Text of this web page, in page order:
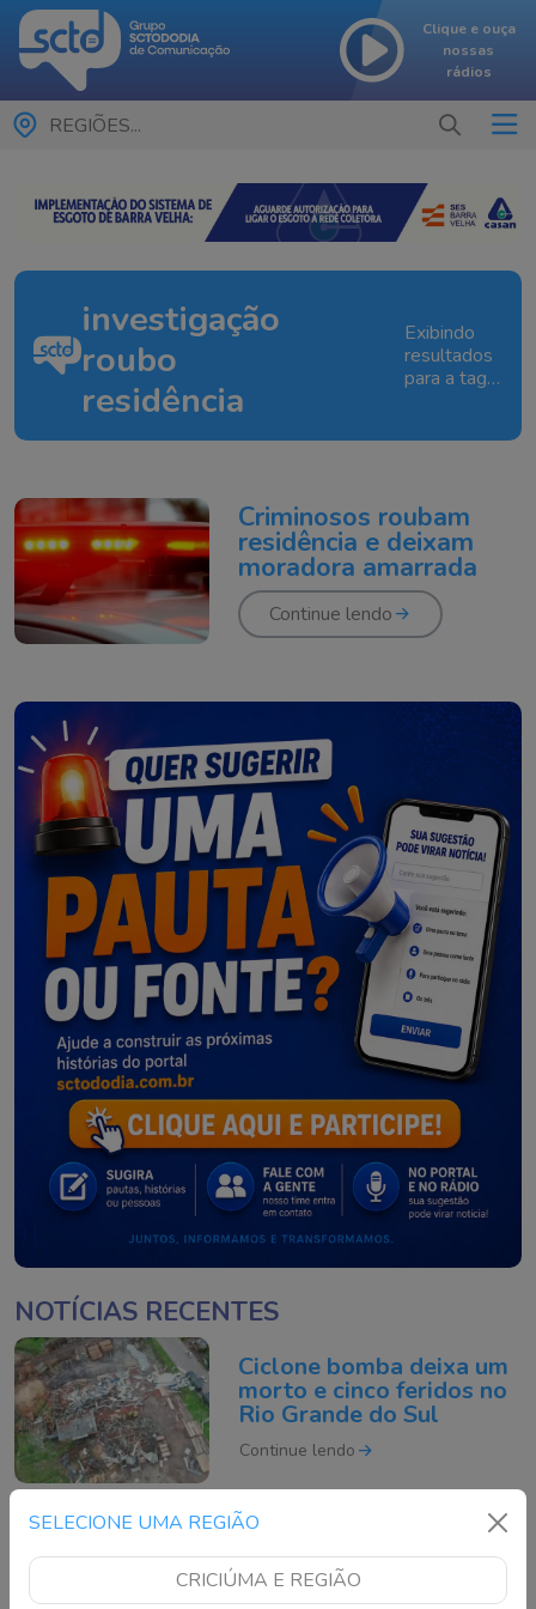
Clique e ouça
nossas
rádios
REGIÕES...
SELECIONE UMA REGIÃO
CRICIÚMA E REGIÃO
investigação
roubo
residência
Exibindo
resultados
para a tag:
residência
Criminosos roubam
residência e deixam
moradora amarrada
Continue lendo
NOTÍCIAS RECENTES
Ciclone bomba deixa um
morto e cinco feridos no
Rio Grande do Sul
Continue lendo
Motociclista morre após
acidente grave na BR-
101 em São José